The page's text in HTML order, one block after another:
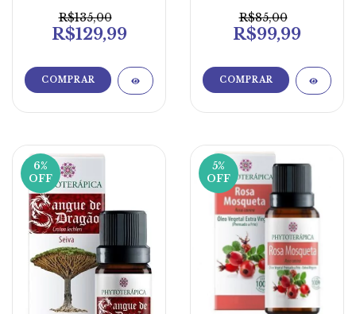
R$135,00
R$129,99
R$85,00
R$99,99
6%
OFF
5%
OFF